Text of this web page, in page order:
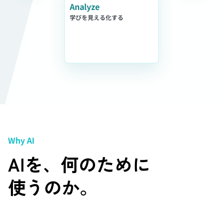
Analyze
学びを見える化する
Why AI
AIを、何のために
使うのか。